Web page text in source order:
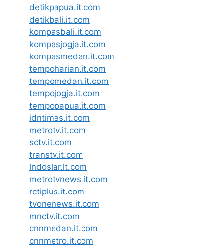
detikpapua.it.com
detikbali.it.com
kompasbali.it.com
kompasjogja.it.com
kompasmedan.it.com
tempoharian.it.com
tempomedan.it.com
tempojogja.it.com
tempopapua.it.com
idntimes.it.com
metrotv.it.com
sctv.it.com
transtv.it.com
indosiar.it.com
metrotvnews.it.com
rctiplus.it.com
tvonenews.it.com
mnctv.it.com
cnnmedan.it.com
cnnmetro.it.com